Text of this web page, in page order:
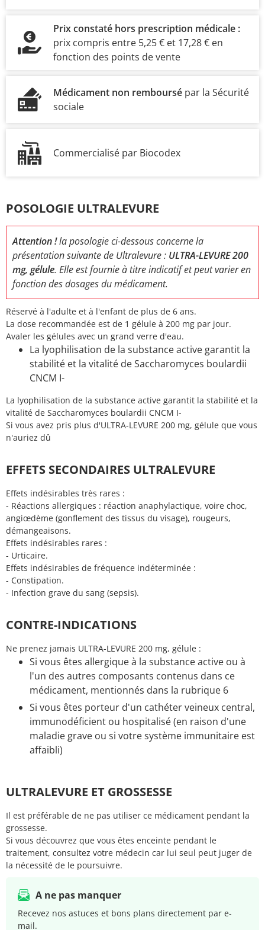
Prix constaté hors prescription médicale :
prix compris entre 5,25 € et 17,28 € en
fonction des points de vente
Médicament non remboursé par la Sécurité
sociale
Commercialisé par Biocodex
POSOLOGIE ULTRALEVURE
Attention !la posologie ci-dessous concerne la
présentation suivante de Ultralevure : ULTRA-LEVURE 200
mg, gélule. Elle est fournie à titre indicatif et peut varier en
fonction des dosages du médicament.
Réservé à l'adulte et à l'enfant de plus de 6 ans.
La dose recommandée est de 1 gélule à 200 mg par jour.
Avaler les gélules avec un grand verre d'eau.
La lyophilisation de la substance active garantit la
stabilité et la vitalité de Saccharomyces boulardii
CNCM I-
La lyophilisation de la substance active garantit la stabilité et la
vitalité de Saccharomyces boulardii CNCM I-
Si vous avez pris plus d'ULTRA-LEVURE 200 mg, gélule que vous
n'auriez dû
EFFETS SECONDAIRES ULTRALEVURE
Effets indésirables très rares :
- Réactions allergiques : réaction anaphylactique, voire choc,
angiœdème (gonflement des tissus du visage), rougeurs,
démangeaisons.
Effets indésirables rares :
- Urticaire.
Effets indésirables de fréquence indéterminée :
- Constipation.
- Infection grave du sang (sepsis).
CONTRE-INDICATIONS
Ne prenez jamais ULTRA-LEVURE 200 mg, gélule :
Si vous êtes allergique à la substance active ou à
l'un des autres composants contenus dans ce
médicament, mentionnés dans la rubrique 6
Si vous êtes porteur d'un cathéter veineux central,
immunodéficient ou hospitalisé (en raison d'une
maladie grave ou si votre système immunitaire est
affaibli)
ULTRALEVURE ET GROSSESSE
Il est préférable de ne pas utiliser ce médicament pendant la
grossesse.
Si vous découvrez que vous êtes enceinte pendant le
traitement, consultez votre médecin car lui seul peut juger de
la nécessité de le poursuivre.
A ne pas manquer
Recevez nos astuces et bons plans directement par e-
mail.